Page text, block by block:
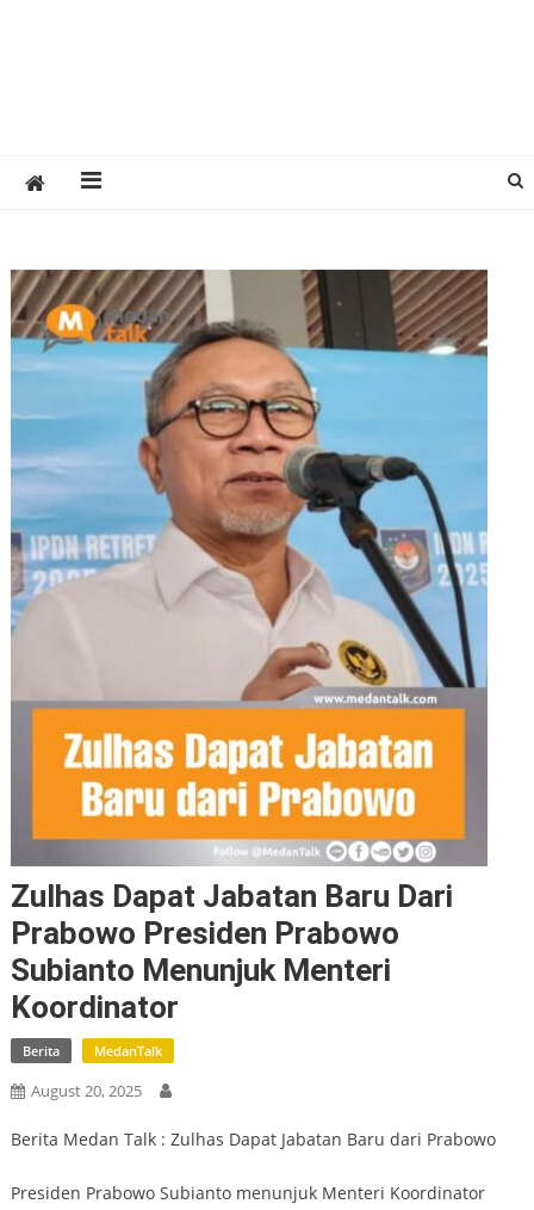
Zulhas Dapat Jabatan Baru Dari
Prabowo Presiden Prabowo
Subianto Menunjuk Menteri
Koordinator
Berita MedanTalk
August 20, 2025
Berita Medan Talk : Zulhas Dapat Jabatan Baru dari Prabowo
Presiden Prabowo Subianto menunjuk Menteri Koordinator